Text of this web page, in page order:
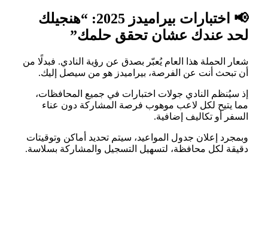
📢 اختبارات بيراميدز 2025: “هنجيلك
لحد عندك عشان تحقق حلمك”
شعار الحملة هذا العام يُعبّر بصدق عن رؤية النادي. فبدلًا من
أن تبحث أنت عن الفرصة، بيراميدز هو من سيصل إليك.
إذ سيُنظم النادي جولات اختبارات في جميع المحافظات،
مما يتيح لكل لاعب موهوب فرصة المشاركة دون عناء
السفر أو تكاليف إضافية.
وبمجرد إعلان جدول المواعيد، سيتم تحديد أماكن وتوقيتات
دقيقة لكل محافظة، لتسهيل التسجيل والمشاركة بسلاسة.